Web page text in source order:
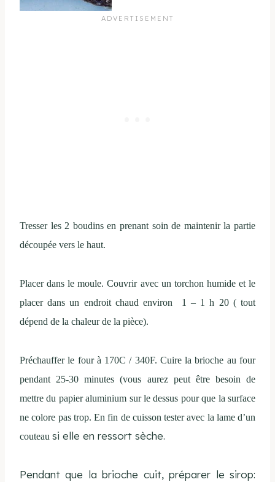
Tresser les 2 boudins en prenant soin de maintenir la partie
découpée vers le haut.
Placer dans le moule. Couvrir avec un torchon humide et le
placer dans un endroit chaud environ 1 – 1 h 20 ( tout
dépend de la chaleur de la pièce).
Préchauffer le four à 170C / 340F. Cuire la brioche au four
pendant 25-30 minutes (vous aurez peut être besoin de
mettre du papier aluminium sur le dessus pour que la surface
ne colore pas trop. En fin de cuisson tester avec la lame d’un
couteau si elle en ressort sèche.
Pendant que la brioche cuit, préparer le sirop: